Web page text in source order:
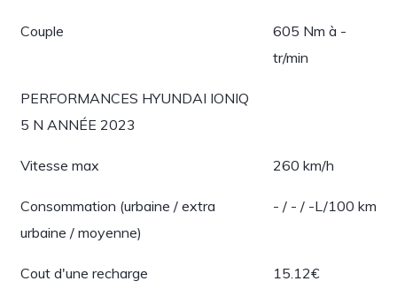
Couple
605 Nm à -
tr/min
PERFORMANCES HYUNDAI IONIQ
5 N ANNÉE 2023
Vitesse max 260 km/h
Consommation (urbaine / extra
urbaine / moyenne)
- / - / -L/100 km
Cout d'une recharge 15.12€